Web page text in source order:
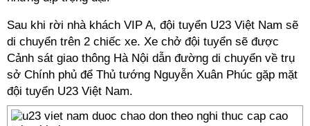
Sau khi rời nhà khách VIP A, đội tuyển U23 Việt Nam sẽ
di chuyển trên 2 chiếc xe. Xe chở đội tuyển sẽ được
Cảnh sát giao thông Hà Nội dẫn đường di chuyển về trụ
sở Chính phủ để Thủ tướng Nguyễn Xuân Phúc gặp mặt
đội tuyển U23 Việt Nam.